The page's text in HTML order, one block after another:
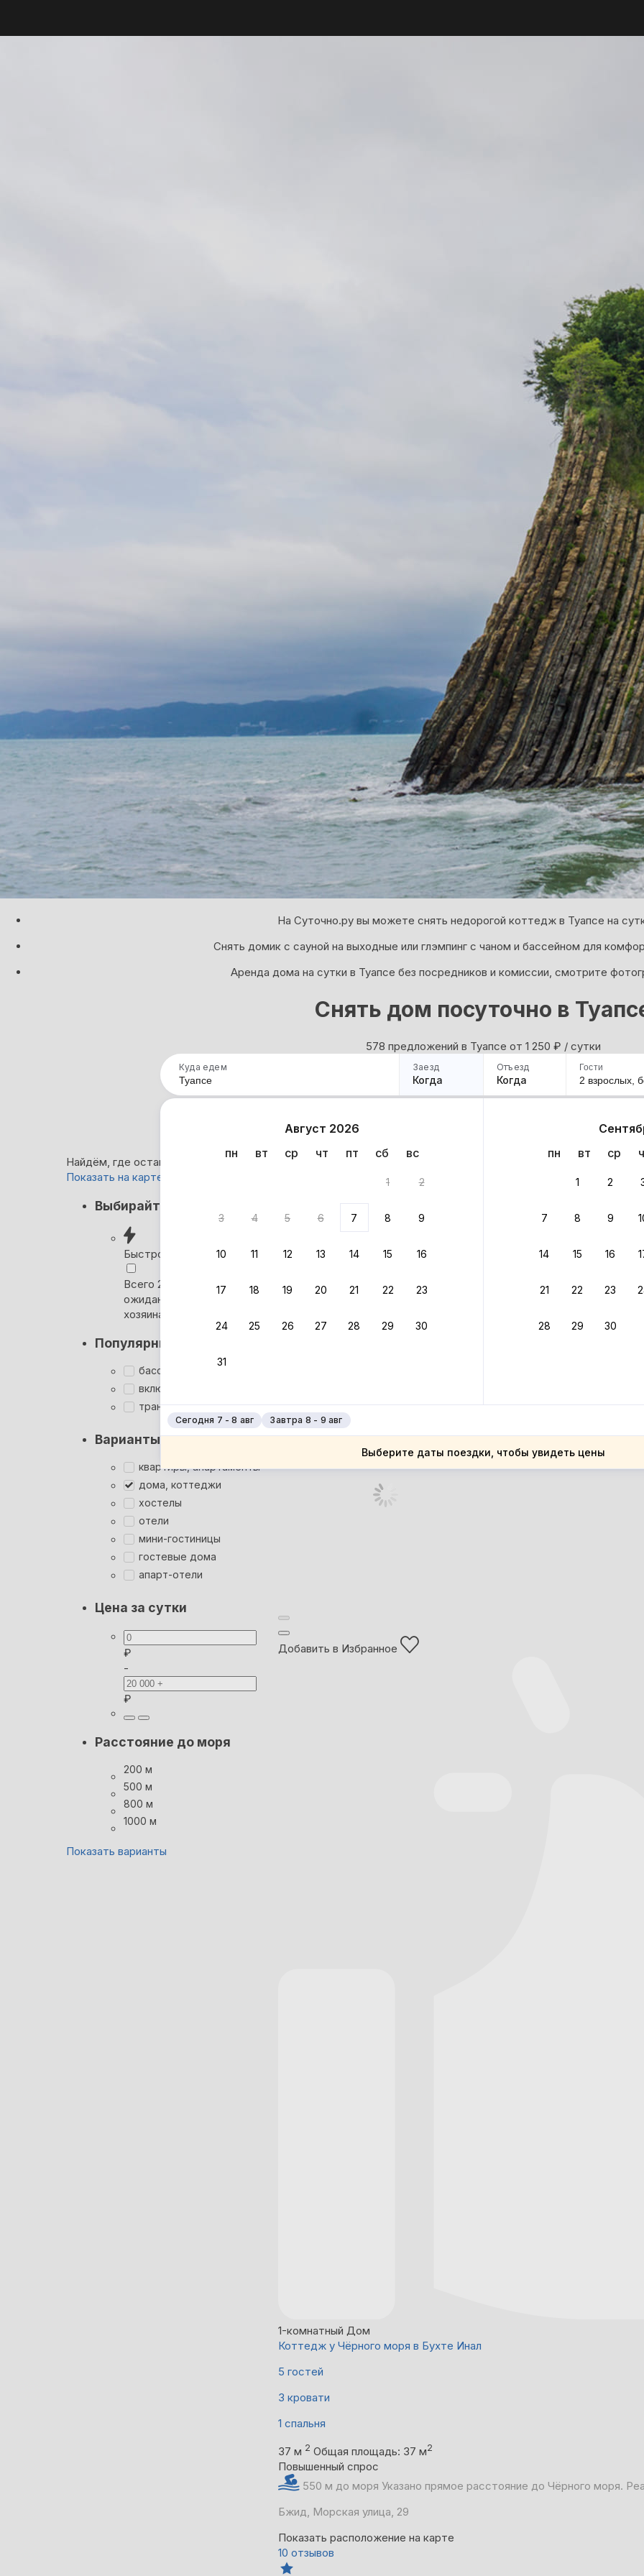
На Суточно.ру вы можете снять недорогой коттедж в Туапсе на
Снять домик с сауной на выходные или глэмпинг с чаном и бассейном для
Аренда дома на сутки в Туапсе без посредников и комиссии, смотрите
Снять дом посуточно в
578 предложений в Туапсе oт 1 250 ₽ / сутки
Куда едем Заезд
Когда
Отъезд
Когда
Август 2026
пн
вт ср чт пт сб вс
1 2
3 4 5 6 7 8 9
10 11 12 13 14 15 16
17 18 19 20 21 22 23
24 25 26 27 28 29 30
31
пн
вт ср
1 2
7 8 9
14 15 16
21 22 23
28 29 30
Сегодня 7 - 8 авг Завтра 8 - 9 авг
Выберите даты поездки, чтобы увидеть цены
Гости
2 взрослых,
Найдём, где остановиться в Туапсе: 578 вариантов
Показать на карте
Выбирайте лучшее
Быстрое бронирование
Всего 2 минуты, без
ожидания ответа от
хозяина
Популярные фильтры
бассейн
включён завтрак
трансфер
Варианты размещения
квартиры, апартаменты
дома, коттеджи
хостелы
отели
мини-гостиницы
гостевые дома
апарт-отели
Цена за сутки
₽
-
₽
Расстояние до моря
200 м
500 м
800 м
1000 м
Показать варианты
Вернём бонусами
Суперхозяин
Добавить в Избранное
1-комнатный Дом
Коттедж у Чёрного моря в Бухте Инал
5 гостей
3 кровати
1 спальня
37 м 2 Общая площадь: 37 м2
Повышенный спрос
550 м до моря Указано прямое расстояние до Чёрного моря.
Бжид, Морская улица, 29
Показать расположение на карте
10 отзывов